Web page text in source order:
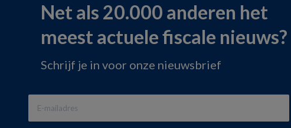
Net als 20.000 anderen het
meest actuele fiscale nieuws?
Schrijf je in voor onze nieuwsbrief